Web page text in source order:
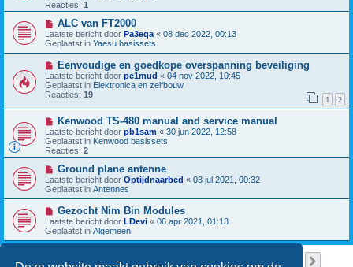
c
w
e
r
i
h
t
Reacties: 1
N
i
e
u
w
b
e
r
i
h
ALC van FT2000
Laatste bericht door Pa3eqa « 08 dec 2022, 00:13
Geplaatst in Yaesu basissets
N
i
e
u
w
b
e
r
i
c
h
Eenvoudige en goedkope overspanning beveiliging
Laatste bericht door pe1mud « 04 nov 2022, 10:45
Geplaatst in Elektronica en zelfbouw
Reacties: 19 1 2
N
i
e
u
w
b
r
i
h
t
Kenwood TS-480 manual and service manual
Laatste bericht door pb1sam « 30 jun 2022, 12:58
Geplaatst in Kenwood basissets
Reacties: 2
N
i
e
u
w
b
e
r
i
Ground plane antenne
Laatste bericht door Optijdnaarbed « 03 jul 2021, 00:32
Geplaatst in Antennes
N
i
e
u
w
Gezocht Nim Bin Modules
Laatste bericht door LDevi « 06 apr 2021, 01:13
Geplaatst in Algemeen
Er zijn 949 resultaten gevonden van
1 2 3 4 5 …